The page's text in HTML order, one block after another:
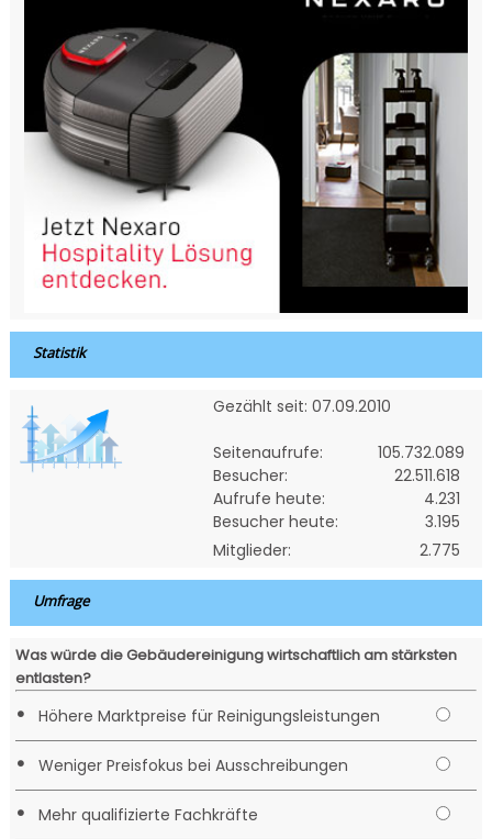
Statistik
Gezählt seit: 07.09.2010
Seitenaufrufe:
105.732.089
Besucher:
22.511.618
Aufrufe heute:
4.231
Besucher heute:
3.195
Mitglieder:
2.775
Umfrage
Was würde die Gebäudereinigung wirtschaftlich am stärksten
entlasten?
• Höhere Marktpreise für Reinigungsleistungen
• Weniger Preisfokus bei Ausschreibungen
• Mehr qualifizierte Fachkräfte